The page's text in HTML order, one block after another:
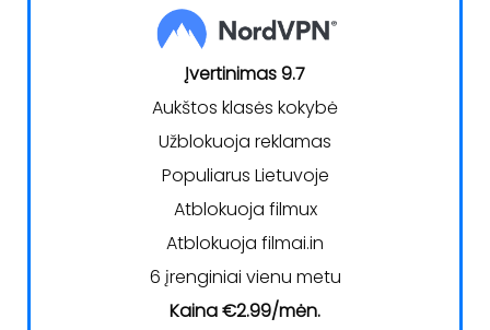
Įvertinimas 9.7
Aukštos klasės kokybė
Užblokuoja reklamas
Populiarus Lietuvoje
Atblokuoja filmux
Atblokuoja filmai.in
6 įrenginiai vienu metu
Kaina €2.99/mėn.